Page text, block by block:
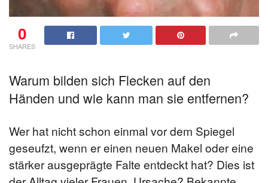
0
SHARES
Warum bilden sich Flecken auf den
Händen und wie kann man sie entfernen?
Wer hat nicht schon einmal vor dem Spiegel
geseufzt, wenn er einen neuen Makel oder eine
stärker ausgeprägte Falte entdeckt hat? Dies ist